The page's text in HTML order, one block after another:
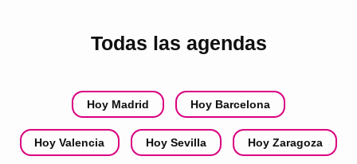
Todas las agendas
Hoy Madrid Hoy Barcelona
Hoy Valencia Hoy Sevilla Hoy Zaragoza